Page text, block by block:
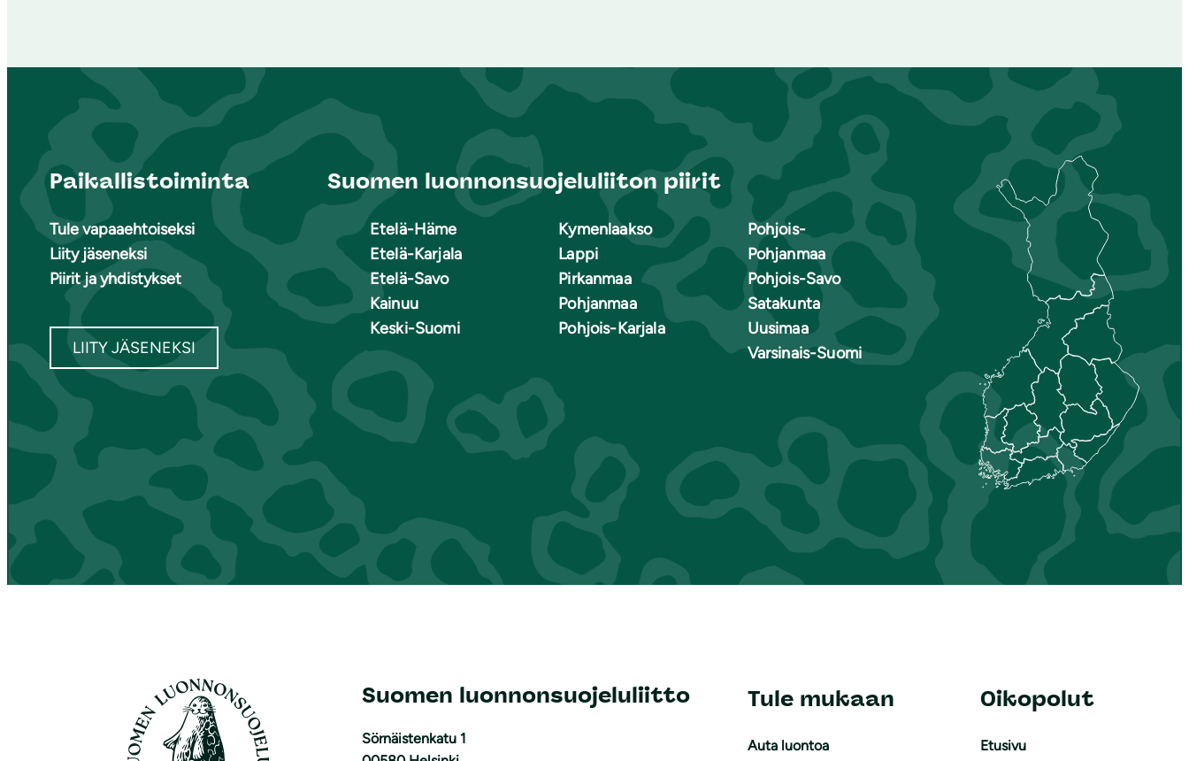
Paikallistoiminta
Tule vapaaehtoiseksi
Liity jäseneksi
Piirit ja yhdistykset
LIITY JÄSENEKSI
Suomen luonnonsuojeluliiton piirit
Etelä-Häme
Etelä-Karjala
Etelä-Savo
Kainuu
Keski-Suomi
Kymenlaakso
Lappi
Pirkanmaa
Pohjanmaa
Pohjois-Karjala
Pohjois-
Pohjanmaa
Pohjois-Savo
Satakunta
Uusimaa
Varsinais-Suomi
Suomen luonnonsuojeluliitto
Sörnäistenkatu 1
Tule mukaan
Auta luontoa
Oikopolut
Etusivu